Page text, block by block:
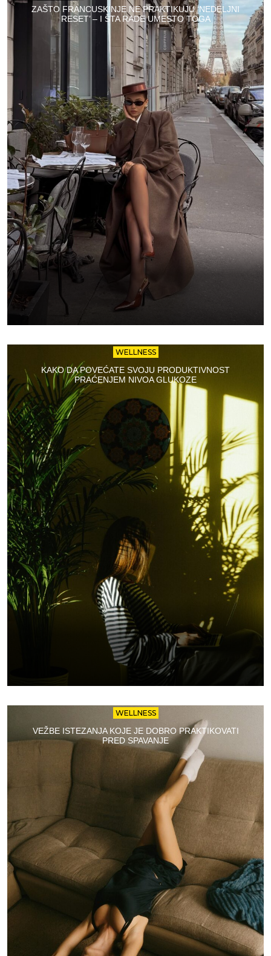
ZAŠTO FRANCUSKINJE NE PRAKTIKUJU ‘NEDELJNI
RESET’ – I ŠTA RADE UMESTO TOGA
WELLNESS
KAKO DA POVEĆATE SVOJU PRODUKTIVNOST
PRAĆENJEM NIVOA GLUKOZE
WELLNESS
VEŽBE ISTEZANJA KOJE JE DOBRO PRAKTIKOVATI
PRED SPAVANJE